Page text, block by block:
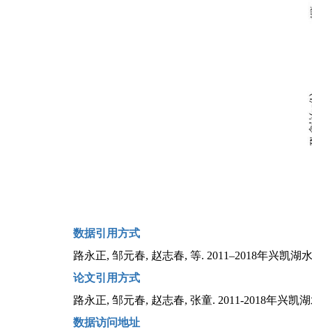
数据引用方式
路永正, 邹元春, 赵志春, 等. 2011–2018年兴凯湖
论文引用方式
路永正, 邹元春, 赵志春, 张童. 2011-2018年兴凯
数据访问地址